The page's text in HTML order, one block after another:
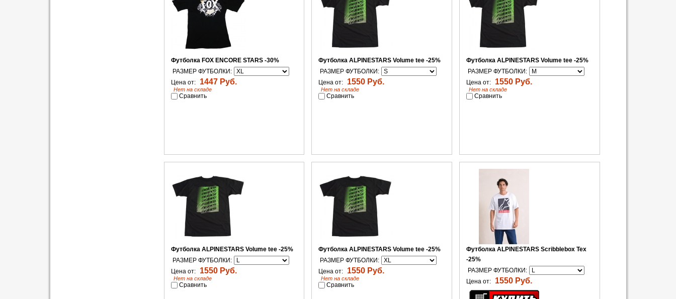
Футболка FOX ENCORE STARS -30%
РАЗМЕР ФУТБОЛКИ:
Цена от:
1447 Руб.
Нет на складе
Сравнить
Футболка ALPINESTARS Volume tee -25%
РАЗМЕР ФУТБОЛКИ:
Цена от:
1550 Руб.
Нет на складе
Сравнить
Футболка ALPINESTARS Volume tee -25%
РАЗМЕР ФУТБОЛКИ:
Цена от:
1550 Руб.
Нет на складе
Сравнить
Футболка ALPINESTARS Volume tee -25%
РАЗМЕР ФУТБОЛКИ:
Цена от:
1550 Руб.
Нет на складе
Сравнить
Футболка ALPINESTARS Volume tee -25%
РАЗМЕР ФУТБОЛКИ:
Цена от:
1550 Руб.
Нет на складе
Сравнить
Футболка ALPINESTARS Scribblebox Tex
-25%
РАЗМЕР ФУТБОЛКИ:
Цена от:
1550 Руб.